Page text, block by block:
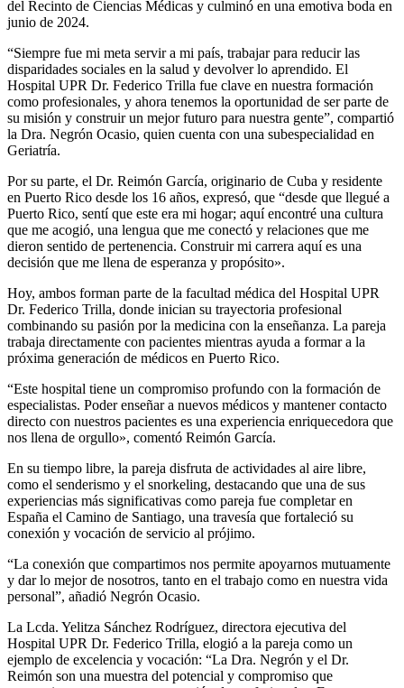
del Recinto de Ciencias Médicas y culminó en una emotiva boda en
junio de 2024.
“Siempre fue mi meta servir a mi país, trabajar para reducir las
disparidades sociales en la salud y devolver lo aprendido. El
Hospital UPR Dr. Federico Trilla fue clave en nuestra formación
como profesionales, y ahora tenemos la oportunidad de ser parte de
su misión y construir un mejor futuro para nuestra gente”, compartió
la Dra. Negrón Ocasio, quien cuenta con una subespecialidad en
Geriatría.
Por su parte, el Dr. Reimón García, originario de Cuba y residente
en Puerto Rico desde los 16 años, expresó, que “desde que llegué a
Puerto Rico, sentí que este era mi hogar; aquí encontré una cultura
que me acogió, una lengua que me conectó y relaciones que me
dieron sentido de pertenencia. Construir mi carrera aquí es una
decisión que me llena de esperanza y propósito».
Hoy, ambos forman parte de la facultad médica del Hospital UPR
Dr. Federico Trilla, donde inician su trayectoria profesional
combinando su pasión por la medicina con la enseñanza. La pareja
trabaja directamente con pacientes mientras ayuda a formar a la
próxima generación de médicos en Puerto Rico.
“Este hospital tiene un compromiso profundo con la formación de
especialistas. Poder enseñar a nuevos médicos y mantener contacto
directo con nuestros pacientes es una experiencia enriquecedora que
nos llena de orgullo», comentó Reimón García.
En su tiempo libre, la pareja disfruta de actividades al aire libre,
como el senderismo y el snorkeling, destacando que una de sus
experiencias más significativas como pareja fue completar en
España el Camino de Santiago, una travesía que fortaleció su
conexión y vocación de servicio al prójimo.
“La conexión que compartimos nos permite apoyarnos mutuamente
y dar lo mejor de nosotros, tanto en el trabajo como en nuestra vida
personal”, añadió Negrón Ocasio.
La Lcda. Yelitza Sánchez Rodríguez, directora ejecutiva del
Hospital UPR Dr. Federico Trilla, elogió a la pareja como un
ejemplo de excelencia y vocación: “La Dra. Negrón y el Dr.
Reimón son una muestra del potencial y compromiso que